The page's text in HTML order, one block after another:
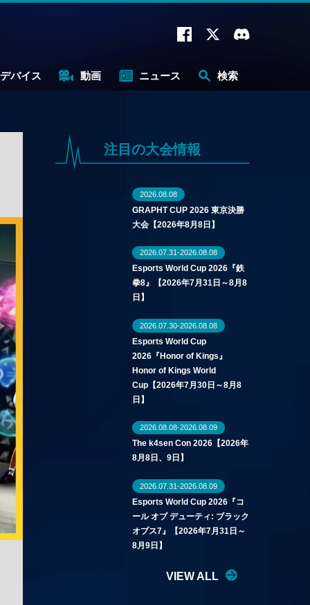
デバイス 動画 ニュース 検索
注目の大会情報
2026.08.08
GRAPHT CUP 2026 東京決勝
大会【2026年8月8日】
2026.07.31-2026.08.08
Esports World Cup 2026『鉄
拳8』【2026年7月31日～8月8
日】
2026.07.30-2026.08.08
Esports World Cup
2026『Honor of Kings』
Honor of Kings World
Cup【2026年7月30日～8月8
日】
2026.08.08-2026.08.09
The k4sen Con 2026【2026年
8月8日、9日】
2026.07.31-2026.08.09
Esports World Cup 2026『コ
ール オブ デューティ: ブラック
オプス7』【2026年7月31日～
8月9日】
VIEW ALL